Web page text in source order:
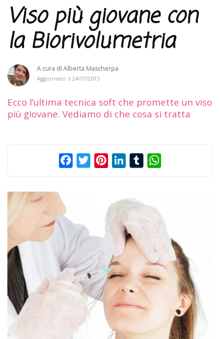
Viso più giovane con
la Biorivolumetria
A cura diAlberta Mascherpa
Aggiornato il 24/07/2015
Ecco l’ultima tecnica soft che promette un viso
più giovane. Vediamo di che cosa si tratta
FacebookTwitterPinterestLinkedInTumblr